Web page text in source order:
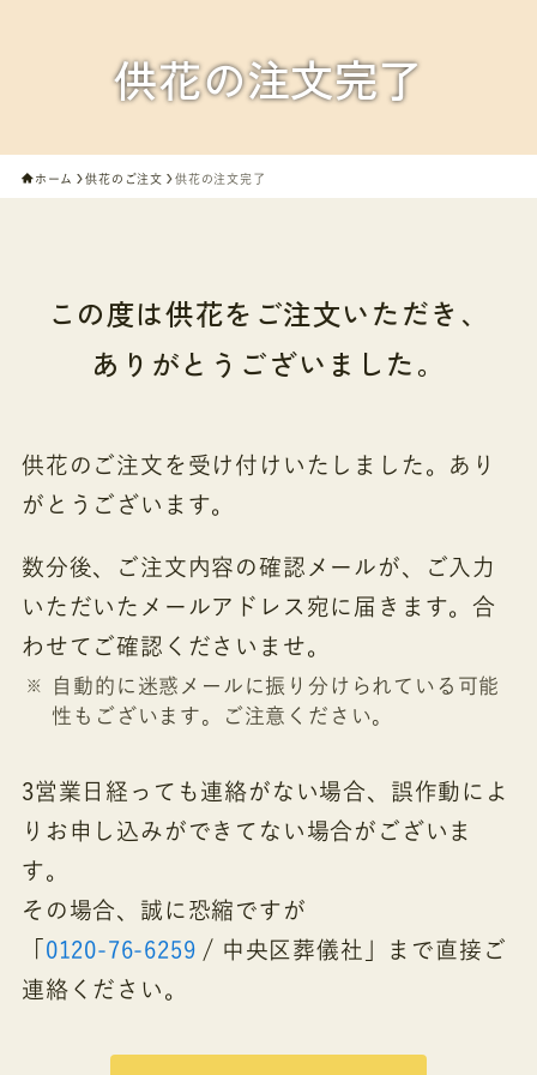
供花の注文完了
ホーム 供花のご注文 供花の注文完了
この度は供花をご注文いただき、
ありがとうございました。
供花のご注文を受け付けいたしました。あり
がとうございます。
数分後、ご注文内容の確認メールが、ご入力
いただいたメールアドレス宛に届きます。合
わせてご確認くださいませ。
自動的に迷惑メールに振り分けられている可能
性もございます。ご注意ください。
3営業日経っても連絡がない場合、誤作動によ
りお申し込みができてない場合がございま
す。
その場合、誠に恐縮ですが
0120-76-6259 / 中央区葬儀社」まで直接ご
連絡ください。